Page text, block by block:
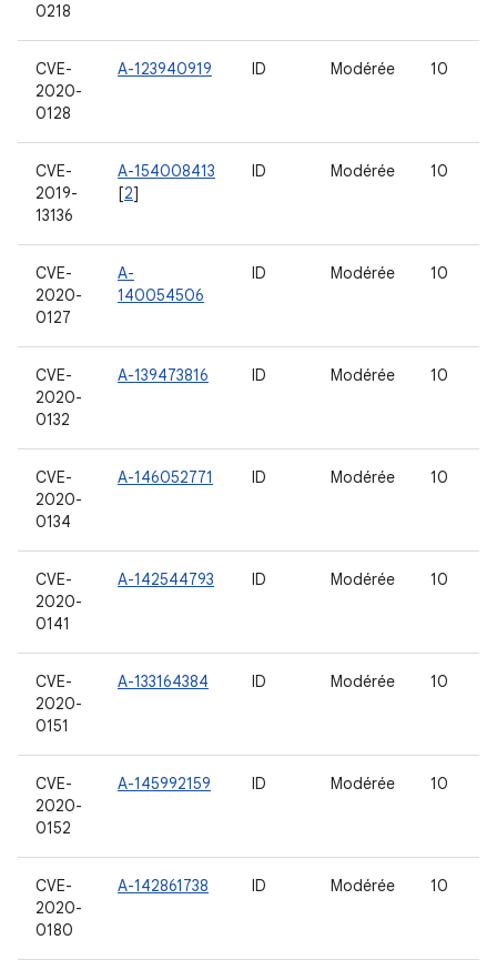
0218
CVE-
2020-
0128
A-123940919 ID Modérée 10
CVE-
2019-
13136
A-154008413
[2]
ID Modérée 10
CVE-
2020-
0127
A-
140054506
ID Modérée 10
CVE-
2020-
0132
A-139473816 ID Modérée 10
CVE-
2020-
0134
A-146052771 ID Modérée 10
CVE-
2020-
0141
A-142544793 ID Modérée 10
CVE-
2020-
0151
A-133164384 ID Modérée 10
CVE-
2020-
0152
A-145992159 ID Modérée 10
CVE-
2020-
0180
A-142861738 ID Modérée 10